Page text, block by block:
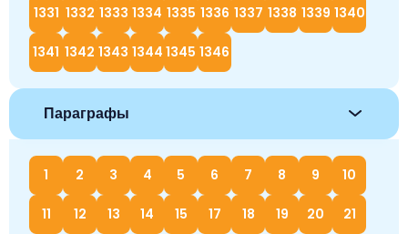
1331 1332 1333 1334 1335 1336 1337 1338 1339 1340
1341 1342 1343 1344 1345 1346
Параграфы
1 2 3 4 5 6 7 8 9 10
11 12 13 14 15 17 18 19 20 21